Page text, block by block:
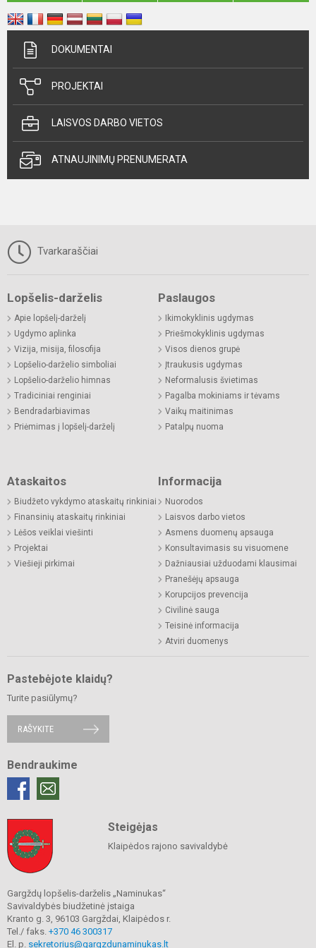
DOKUMENTAI
PROJEKTAI
LAISVOS DARBO VIETOS
ATNAUJINIMŲ PRENUMERATA
Tvarkaraščiai
Lopšelis-darželis
Apie lopšelį-darželį
Ugdymo aplinka
Vizija, misija, filosofija
Lopšelio-darželio simboliai
Lopšelio-darželio himnas
Tradiciniai renginiai
Bendradarbiavimas
Priėmimas į lopšelį-darželį
Paslaugos
Ikimokyklinis ugdymas
Priešmokyklinis ugdymas
Visos dienos grupė
Įtraukusis ugdymas
Neformalusis švietimas
Pagalba mokiniams ir tėvams
Vaikų maitinimas
Patalpų nuoma
Ataskaitos
Biudžeto vykdymo ataskaitų rinkiniai
Finansinių ataskaitų rinkiniai
Lėšos veiklai viešinti
Projektai
Viešieji pirkimai
Informacija
Nuorodos
Laisvos darbo vietos
Asmens duomenų apsauga
Konsultavimasis su visuomene
Dažniausiai užduodami klausimai
Pranešėjų apsauga
Korupcijos prevencija
Civilinė sauga
Teisinė informacija
Atviri duomenys
Pastebėjote klaidų?
Turite pasiūlymų?
RAŠYKITE
Bendraukime
Steigėjas
Klaipėdos rajono savivaldybė
Gargždų lopšelis-darželis „Naminukas“
Savivaldybės biudžetinė įstaiga
Kranto g. 3, 96103 Gargždai, Klaipėdos r.
Tel./ faks. +370 46 300317
El. p. sekretorius@gargzdunaminukas.lt